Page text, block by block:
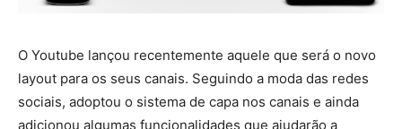
O Youtube lançou recentemente aquele que será o novo
layout para os seus canais. Seguindo a moda das redes
sociais, adoptou o sistema de capa nos canais e ainda
adicionou algumas funcionalidades que ajudarão a